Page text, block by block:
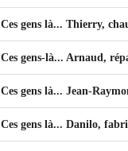
Ces gens là... Thierry,
Ces gens-là... Arnaud,
Ces gens là... Jean-
Ces gens là... Danilo,